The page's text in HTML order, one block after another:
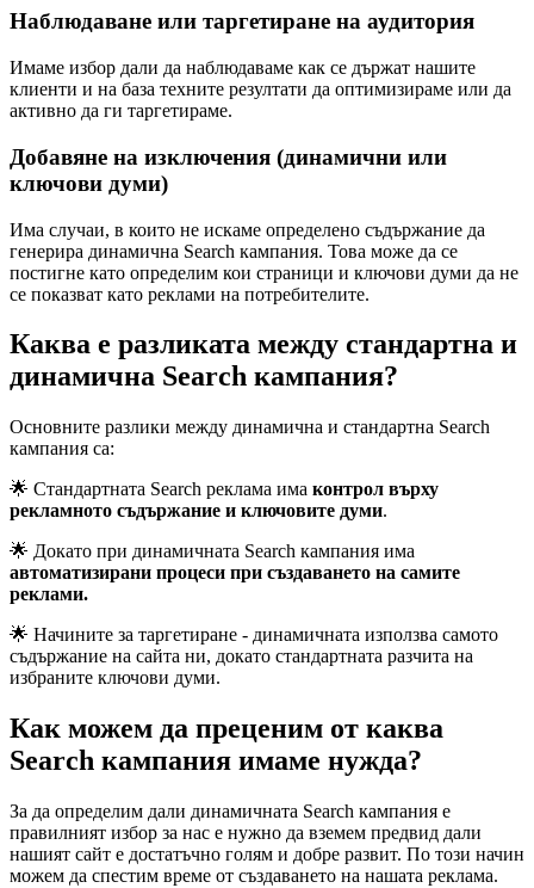
Наблюдаване или таргетиране на аудитория
Имаме избор дали да наблюдаваме как се държат нашите
клиенти и на база техните резултати да оптимизираме или да
активно да ги таргетираме.
Добавяне на изключения (динамични или
ключови думи)
Има случаи, в които не искаме определено съдържание да
генерира динамична Search кампания. Това може да се
постигне като определим кои страници и ключови думи да не
се показват като реклами на потребителите.
Каква е разликата между стандартна и
динамична Search кампания?
Основните разлики между динамична и стандартна Search
кампания са:
🌟 Стандартната Search реклама има контрол върху
рекламното съдържание и ключовите думи.
🌟 Докато при динамичната Search кампания има
автоматизирани процеси при създаването на самите
реклами.
🌟 Начините за таргетиране - динамичната използва самото
съдържание на сайта ни, докато стандартната разчита на
избраните ключови думи.
Как можем да преценим от каква
Search кампания имаме нужда?
За да определим дали динамичната Search кампания е
правилният избор за нас е нужно да вземем предвид дали
нашият сайт е достатъчно голям и добре развит. По този начин
можем да спестим време от създаването на нашата реклама.